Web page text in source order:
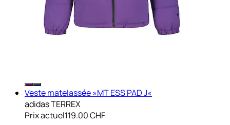
Veste matelassée »MT ESS PAD J«
adidas TERREX
Prix actuel119.00 CHF